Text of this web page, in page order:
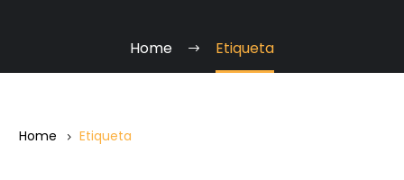
Home Etiqueta
Home Etiqueta